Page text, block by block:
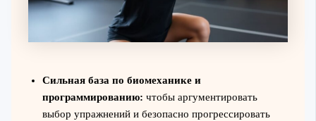
Сильная база по биомеханике и
программированию: чтобы аргументировать
выбор упражнений и безопасно прогрессировать